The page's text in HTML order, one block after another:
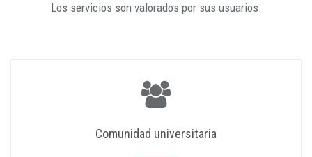
Los servicios son valorados por sus usuarios.
Comunidad universitaria